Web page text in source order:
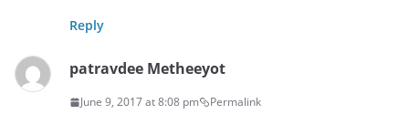
Reply
patravdee Metheeyot
June 9, 2017 at 8:08 pm Permalink